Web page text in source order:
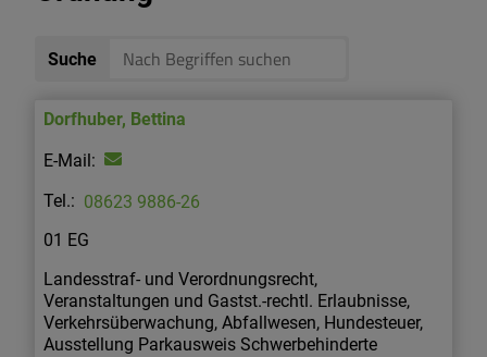
Suche
Dorfhuber, Bettina
08623 9886-26
01 EG
Landesstraf- und Verordnungsrecht,
Veranstaltungen und Gastst.-rechtl. Erlaubnisse,
Verkehrsüberwachung, Abfallwesen, Hundesteuer,
Ausstellung Parkausweis Schwerbehinderte